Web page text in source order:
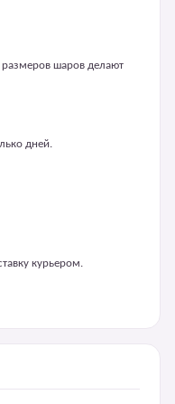
размеров шаров делают
дней.
курьером.